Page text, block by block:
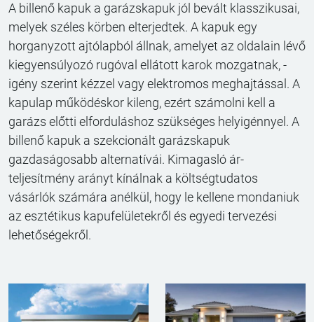
A billenő kapuk a garázskapuk jól bevált klasszikusai,
melyek széles körben elterjedtek. A kapuk egy
horganyzott ajtólapból állnak, amelyet az oldalain lévő
kiegyensúlyozó rugóval ellátott karok mozgatnak, -
igény szerint kézzel vagy elektromos meghajtással. A
kapulap működéskor kileng, ezért számolni kell a
garázs előtti elforduláshoz szükséges helyigénnyel. A
billenő kapuk a szekcionált garázskapuk
gazdaságosabb alternatívái. Kimagasló ár-
teljesítmény arányt kínálnak a költségtudatos
vásárlók számára anélkül, hogy le kellene mondaniuk
az esztétikus kapufelületekről és egyedi tervezési
lehetőségekről.